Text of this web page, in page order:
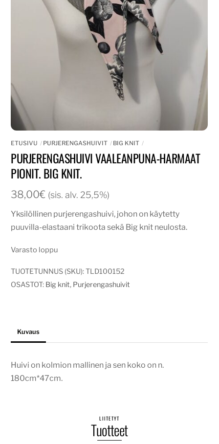
ETUSIVU PURJERENGASHUIVIT BIG KNIT
PURJERENGASHUIVI VAALEANPUNA-HARMAAT
PIONIT. BIG KNIT.
38,00€ (sis. alv. 25,5%)
Yksilöllinen purjerengashuivi, johon on käytetty
puuvilla-elastaani trikoota sekä Big knit neulosta.
Varasto loppu
TUOTETUNNUS (SKU):TLD100152
OSASTOT: Big knit, Purjerengashuivit
Kuvaus
Huivi on kolmion mallinen ja sen koko on n.
180cm*47cm.
LIITETYT
Tuotteet